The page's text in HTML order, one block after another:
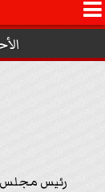
الأحد 9
رئيس مجلس